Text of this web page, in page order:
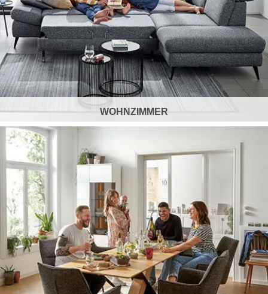
WOHNZIMMER